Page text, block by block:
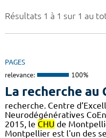
Résultats 1 à 1 sur 1 au
PAGES
relevance: 100%
La recherche au
recherche. Centre
Neurodégénératives
2015, le CHU de
Montpellier est l'un des